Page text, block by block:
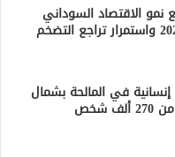
نمو الاقتصاد السوداني
في المالحة بشمال
شخص